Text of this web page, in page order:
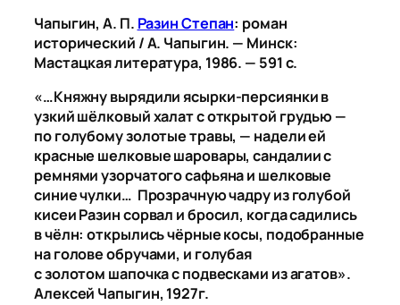
Чапыгин, А. П. Разин Степан: роман
исторический / А. Чапыгин. — Минск:
Мастацкая литература, 1986. — 591 с.
«…Княжну вырядили ясырки-персиянки в
узкий шёлковый халат с открытой грудью —
по голубому золотые травы, — надели ей
красные шелковые шаровары, сандалии с
ремнями узорчатого сафьяна и шелковые
синие чулки… Прозрачную чадру из голубой
кисеи Разин сорвал и бросил, когда садились
в чёлн: открылись чёрные косы, подобранные
на голове обручами, и голубая
с золотом шапочка с подвесками из агатов».
Алексей Чапыгин, 1927г.